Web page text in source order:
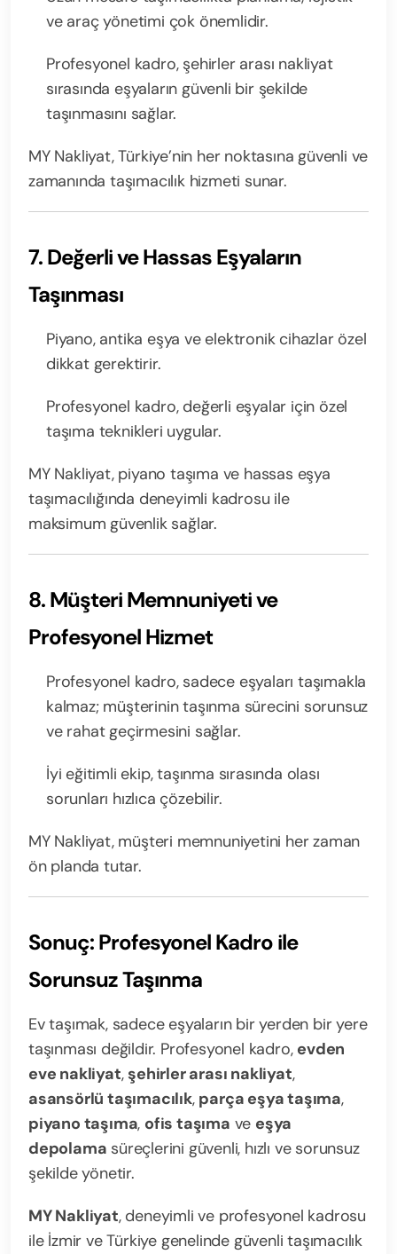
ve araç yönetimi çok önemlidir.
Profesyonel kadro, şehirler arası nakliyat
sırasında eşyaların güvenli bir şekilde
taşınmasını sağlar.
MY Nakliyat, Türkiye’nin her noktasına güvenli ve
zamanında taşımacılık hizmeti sunar.
7. Değerli ve Hassas Eşyaların
Taşınması
Piyano, antika eşya ve elektronik cihazlar özel
dikkat gerektirir.
Profesyonel kadro, değerli eşyalar için özel
taşıma teknikleri uygular.
MY Nakliyat, piyano taşıma ve hassas eşya
taşımacılığında deneyimli kadrosu ile
maksimum güvenlik sağlar.
8. Müşteri Memnuniyeti ve
Profesyonel Hizmet
Profesyonel kadro, sadece eşyaları taşımakla
kalmaz; müşterinin taşınma sürecini sorunsuz
ve rahat geçirmesini sağlar.
İyi eğitimli ekip, taşınma sırasında olası
sorunları hızlıca çözebilir.
MY Nakliyat, müşteri memnuniyetini her zaman
ön planda tutar.
Sonuç: Profesyonel Kadro ile
Sorunsuz Taşınma
Ev taşımak, sadece eşyaların bir yerden bir yere
taşınması değildir. Profesyonel kadro, evden
eve nakliyat,şehirler arası nakliyat,
asansörlü taşımacılık, parça eşya taşıma,
piyano taşıma, ofis taşıma ve eşya
depolama süreçlerini güvenli, hızlı ve sorunsuz
şekilde yönetir.
MY Nakliyat, deneyimli ve profesyonel kadrosu
ile İzmir ve Türkiye genelinde güvenli taşımacılık